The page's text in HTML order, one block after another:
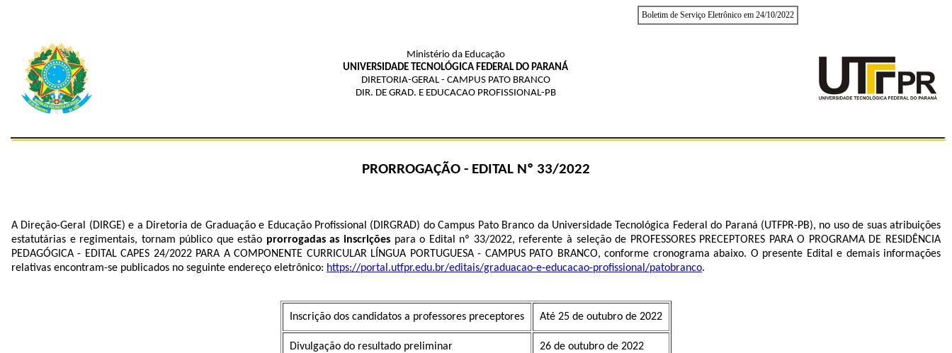
Boletim de Serviço Eletrônico em 24/10/2022
Ministério da Educação
UNIVERSIDADE TECNOLÓGICA FEDERAL DO PARANÁ
DIRETORIA-GERAL - CAMPUS PATO BRANCO
DIR. DE GRAD. E EDUCACAO PROFISSIONAL-PB
PRORROGAÇÃO - EDITAL Nº 33/2022
A Direção-Geral (DIRGE) e a Diretoria de Graduação e Educação Profissional (DIRGRAD) do Campus Pato Branco da Universidade Tecnológica Federal do Paraná (UTFPR-PB), no uso de suas atribuições
estatutárias e regimentais, tornam público que estão prorrogadas as inscrições para o Edital nº 33/2022, referente à seleção de PROFESSORES PRECEPTORES PARA O PROGRAMA DE RESIDÊNCIA
PEDAGÓGICA - EDITAL CAPES 24/2022 PARA A COMPONENTE CURRICULAR LÍNGUA PORTUGUESA - CAMPUS PATO BRANCO, conforme cronograma abaixo. O presente Edital e demais informações
relativas encontram-se publicados no seguinte endereço eletrônico: https://portal.utfpr.edu.br/editais/graduacao-e-educacao-profissional/patobranco.
Inscrição dos candidatos a professores preceptores Até 25 de outubro de 2022
Divulgação do resultado preliminar 26 de outubro de 2022